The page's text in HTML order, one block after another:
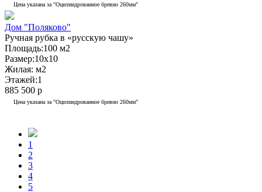
Цена указана за "Оцилиндрованное бревно 260мм"
Дом "Поляково"
Ручная рубка в «русскую чашу»
Площадь:100 м2
Размер:10x10
Жилая: м2
Этажей:1
885 500 р
Цена указана за "Оцилиндрованное бревно 260мм"
1
2
3
4
5